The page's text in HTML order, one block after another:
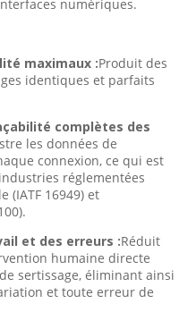
numériques.
maximaux :Produit des
identiques et parfaits
complètes des
les données de
connexion, ce qui est
réglementées
(IATF 16949) et
et des erreurs :Réduit
humaine directe
sertissage, éliminant ainsi
et toute erreur de